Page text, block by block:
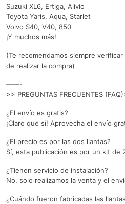
Suzuki XL6, Ertiga, Alivio
Toyota Yaris, Aqua, Starlet
Volvo S40, V40, 850
¡Y muchos más!
(Te recomendamos siempre
de realizar la compra)
——-
>> PREGUNTAS FRECUENTES (FAQ):
¿El envío es gratis?
¡Claro que sí! Aprovecha el envío
¿El precio es por las dos llantas?
Sí, esta publicación es por un kit de
¿Tienen servicio de instalación?
No, solo realizamos la venta y el
¿Cuándo fueron fabricadas las